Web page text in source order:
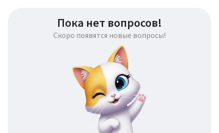
Пока нет вопросов!
Скоро появятся новые вопросы!